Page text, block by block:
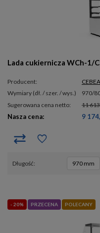
Lada cukiernicza WCh-1/
Producent:
CEBEA
wymiary (dł. / szer. / wys.)
970/
Sugerowana cena netto:
11
Nasza cena: 9
długość 970 mm
- 20% PRZECENA POLECANY